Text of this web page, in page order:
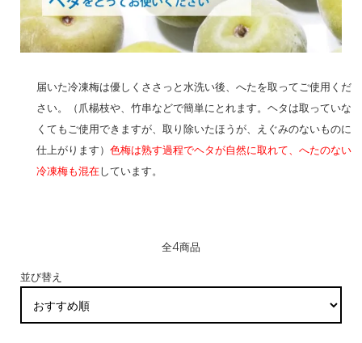
届いた冷凍梅は優しくささっと水洗い後、へたを取ってご使用くだ
さい。（爪楊枝や、竹串などで簡単にとれます。ヘタは取っていな
くてもご使用できますが、取り除いたほうが、えぐみのないものに
仕上がります） 色梅は熟す過程でヘタが自然に取れて、へたのない
冷凍梅も混在しています。
全4商品
並び替え